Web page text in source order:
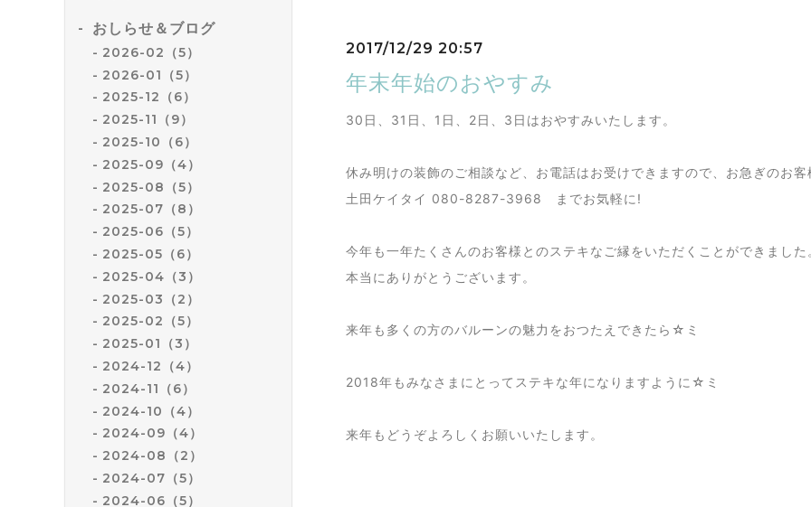
おしらせ＆ブログ
2026-02（5）
2026-01（5）
2025-12（6）
2025-11（9）
2025-10（6）
2025-09（4）
2025-08（5）
2025-07（8）
2025-06（5）
2025-05（6）
2025-04（3）
2025-03（2）
2025-02（5）
2025-01（3）
2024-12（4）
2024-11（6）
2024-10（4）
2024-09（4）
2024-08（2）
2024-07（5）
2024-06（5）
2017/12/29 20:57
年末年始のおやすみ
30日、31日、1日、2日、3日はおやすみいたします。
休み明けの装飾のご相談など、お電話はお受けできますので、お急ぎのお客
土田ケイタイ 080-8287-3968 までお気軽に!
今年も一年たくさんのお客様とのステキなご縁をいただくことができました
本当にありがとうございます。
来年も多くの方のバルーンの魅力をおつたえできたら☆ミ
2018年もみなさまにとってステキな年になりますように☆ミ
来年もどうぞよろしくお願いいたします。